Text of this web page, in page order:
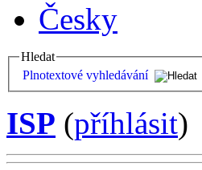
Česky
Hledat
Plnotextové vyhledávání
ISP (příhlásit)